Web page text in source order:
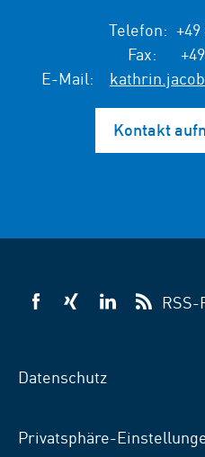
Telefon:
Fax:
E-Mail:
Kontakt
VSB
VSB
VSB
RSS-
Datenschutz
Privatsphäre-